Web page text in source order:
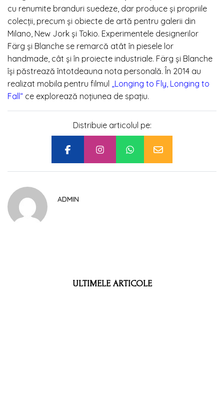
cu renumite branduri suedeze, dar produce și propriile
colecții, precum și obiecte de artă pentru galerii din
Milano, New Jork și Tokio. Experimentele designerilor
Färg și Blanche se remarcă atât în piesele lor
handmade, cât și în proiecte industriale. Färg și Blanche
își păstrează întotdeauna nota personală. În 2014 au
realizat mobila pentru filmul „Longing to Fly, Longing to
Fall“ ce explorează noțiunea de spațiu.
Distribuie articolul pe:
ADMIN
ULTIMELE ARTICOLE